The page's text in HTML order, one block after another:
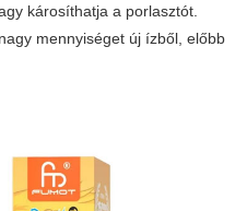
károsíthatja a porlasztót.
mennyiséget új ízből, előbb